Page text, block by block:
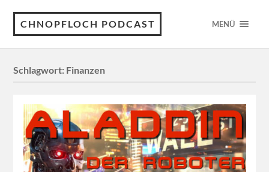
CHNOPFLOCH PODCAST MENÜ
Schlagwort: Finanzen